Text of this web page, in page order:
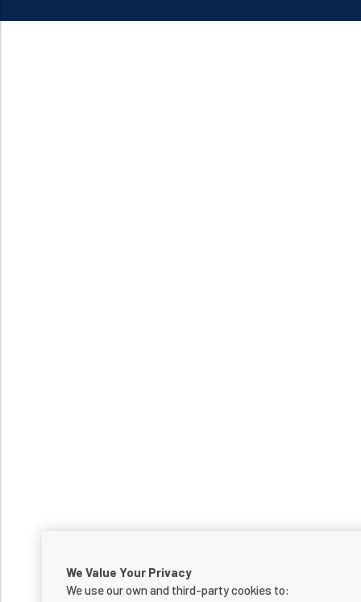
We Value Your Privacy
We use our own and third-party cookies to: